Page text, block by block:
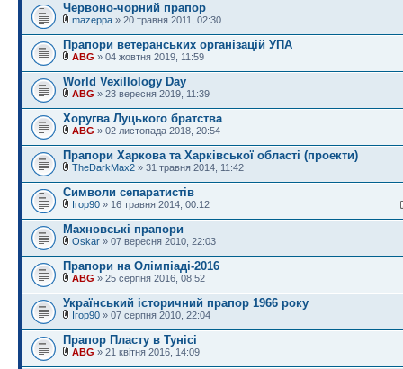
Червоно-чорний прапор
mazeppa » 20 травня 2011, 02:30
Прапори ветеранських організацій УПА
ABG » 04 жовтня 2019, 11:59
World Vexillology Day
ABG » 23 вересня 2019, 11:39
Хоругва Луцького братства
ABG » 02 листопада 2018, 20:54
Прапори Харкова та Харківської області (проекти)
TheDarkMax2 » 31 травня 2014, 11:42
Символи сепаратистів
Ігор90 » 16 травня 2014, 00:12
Махновські прапори
Oskar » 07 вересня 2010, 22:03
Прапори на Олімпіаді-2016
ABG » 25 серпня 2016, 08:52
Український історичний прапор 1966 року
Ігор90 » 07 серпня 2010, 22:04
Прапор Пласту в Тунісі
ABG » 21 квітня 2016, 14:09